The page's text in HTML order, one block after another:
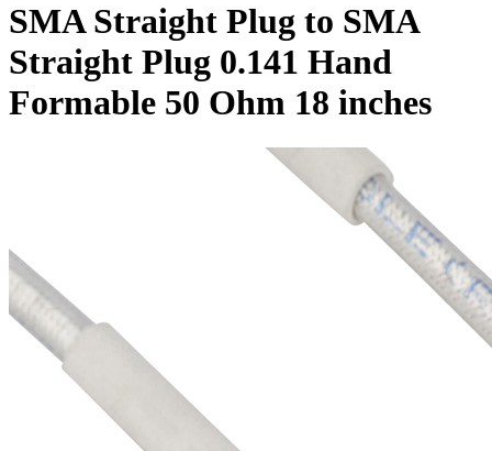
SMA Straight Plug to SMA
Straight Plug 0.141 Hand
Formable 50 Ohm 18 inches